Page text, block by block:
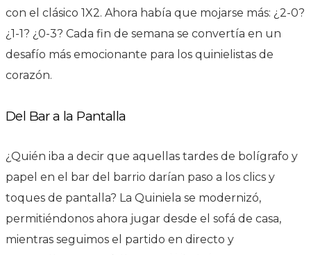
con el clásico 1X2. Ahora había que mojarse más: ¿2-0?
¿1-1? ¿0-3? Cada fin de semana se convertía en un
desafío más emocionante para los quinielistas de
corazón.
Del Bar a la Pantalla
¿Quién iba a decir que aquellas tardes de bolígrafo y
papel en el bar del barrio darían paso a los clics y
toques de pantalla? La Quiniela se modernizó,
permitiéndonos ahora jugar desde el sofá de casa,
mientras seguimos el partido en directo y